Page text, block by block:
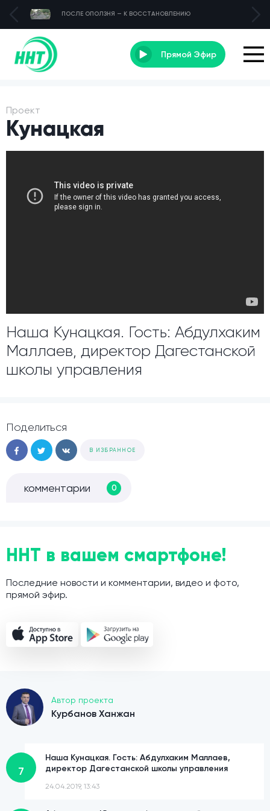
ПОСЛЕ ОПОЛЗНЯ — К ВОССТАНОВЛЕНИЮ
Прямой Эфир
Проект
Кунацкая
Наша Кунацкая. Гость: Абдулхаким
Маллаев, директор Дагестанской
школы управления
Поделиться
В ИЗБРАННОЕ
комментарии 0
ННТ в вашем смартфоне!
Последние новости и комментарии, видео и фото,
прямой эфир.
Автор проекта
Курбанов Ханжан
7
Наша Кунацкая. Гость: Абдулхаким Маллаев,
директор Дагестанской школы управления
24.04.2019, 13:43